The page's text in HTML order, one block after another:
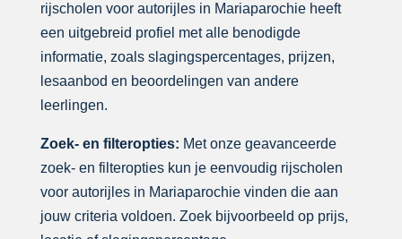
rijscholen voor autorijles in Mariaparochie heeft
een uitgebreid profiel met alle benodigde
informatie, zoals slagingspercentages, prijzen,
lesaanbod en beoordelingen van andere
leerlingen.
Zoek- en filteropties: Met onze geavanceerde
zoek- en filteropties kun je eenvoudig rijscholen
voor autorijles in Mariaparochie vinden die aan
jouw criteria voldoen. Zoek bijvoorbeeld op prijs,